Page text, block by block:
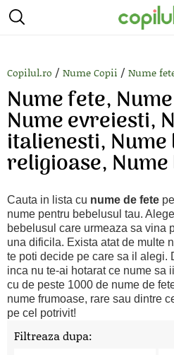
Copilul.ro / Nume Copii / Nume
Nume fete,
Nume evreiesti,
italienesti,
religioase,
Cauta in lista cu nume de fete
nume pentru bebelusul tau.
bebelusul care urmeaza sa vina
una dificila. Exista atat de multe
te poti decide pe care sa il alegi.
inca nu te-ai hotarat ce nume sa
cu de peste 1000 de nume de
nume frumoase, rare sau dintre
pe cel potrivit!
Filtreaza dupa: